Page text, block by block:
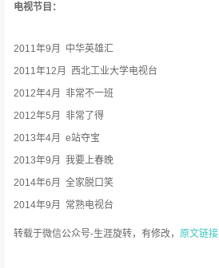
电视节目：
2011年9月
中华英雄汇
2011年12月
西北工业大学电视台
2012年4月
非常不一班
2012年5月
非常了得
2013年4月 e站夺宝
2013年9月
我要上春晚
2014年6月
全家脱口笑
2014年9月 常熟电视台
转载于微信公众号-生涯旋转，有修改，原文链接